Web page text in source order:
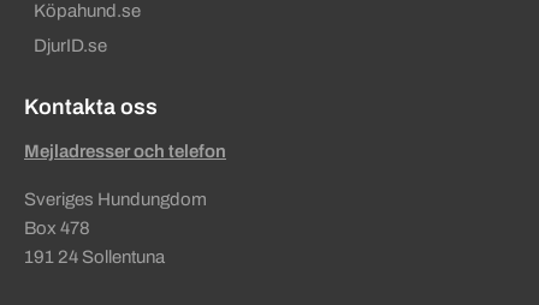
Köpahund.se
DjurID.se
Kontakta oss
Mejladresser och telefon
Sveriges Hundungdom
Box 478
191 24 Sollentuna